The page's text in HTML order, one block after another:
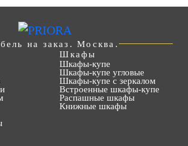
на заказ. Москва.
Шкафы
Шкафы-купе
Шкафы-купе угловые
Шкафы-купе с зеркалом
Встроенные шкафы-купе
Распашные шкафы
Книжные шкафы